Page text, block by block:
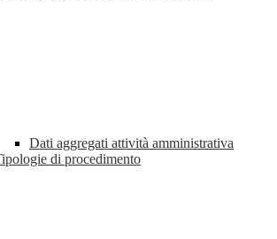
Dati aggregati attività amministrativa
di procedimento